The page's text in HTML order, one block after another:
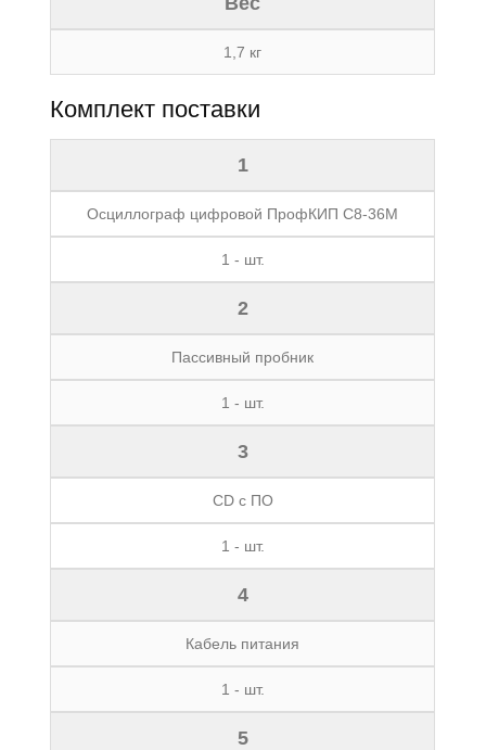
1,7 кг
Комплект поставки
1
Осциллограф цифровой ПрофКИП С8-36М
1 - шт.
2
Пассивный пробник
1 - шт.
3
CD c ПО
1 - шт.
4
Кабель питания
1 - шт.
5